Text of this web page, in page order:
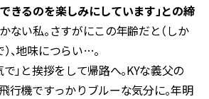
きるのを楽しみにしています」との締
ない私。さすがにこの年齢だと（しか
、地味につらい…。
で」と挨拶をして帰路へ。KYな義父の
行機ですっかりブルーな気分に。年明